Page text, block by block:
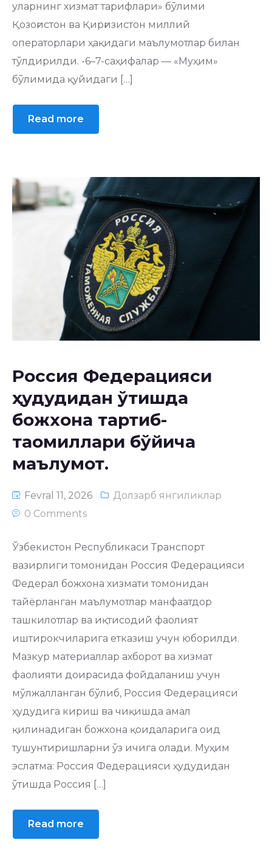
уларнинг хизмат тарифлари» бўлими
Қозоғистон ва Қирғизистон миллий
операторлари ҳақидаги маълумотлар билан
тўлдирилди. -6–7-саҳифалар — «Муҳим»
бўлимида қуйидаги […]
Read more
Россия Федерацияси
ҳудудидан ўтишда
божхона тартиб-
таомиллари бўйича
маълумот.
Fevral 11, 2026
Долзарб янгиликлар
0 Comments
Ўзбекистон Республикаси Транспорт
вазирлиги томонидан Россия Федерацияси
Федерал божхона хизмати томонидан
тайёрланган маълумотлар манфаатдор
ташкилотлар ва иқтисодий фаолият
иштирокчиларига етказиш учун юборилди.
Мазкур материаллар ахборот ва хизмат
фаолияти доирасида фойдаланиш учун
мўлжалланган бўлиб, Россия Федерацияси
ҳудудига кириш ва чиқишда амал
қилинадиган божхона қоидаларига оид
тушунтиришларни ўз ичига олади. Муҳим
эслатма: Россия Федерацияси ҳудудидан
ўтишда Россия […]
Read more